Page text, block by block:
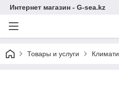
Интернет магазин - G-sea.kz
Товары и услуги